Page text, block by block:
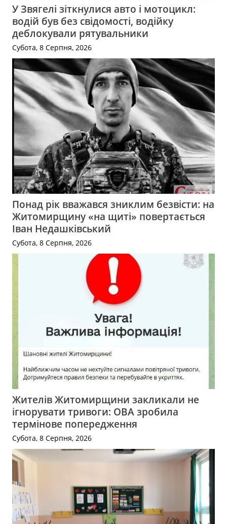
У Звягелі зіткнулися авто і мотоцикл:
водій був без свідомості, водійку
деблокували рятувальники
Субота, 8 Серпня, 2026
Понад рік вважався зниклим безвісти: на
Житомирщину «на щиті» повертається
Іван Недашківський
Субота, 8 Серпня, 2026
Жителів Житомирщини закликали не
ігнорувати тривоги: ОВА зробила
термінове попередження
Субота, 8 Серпня, 2026